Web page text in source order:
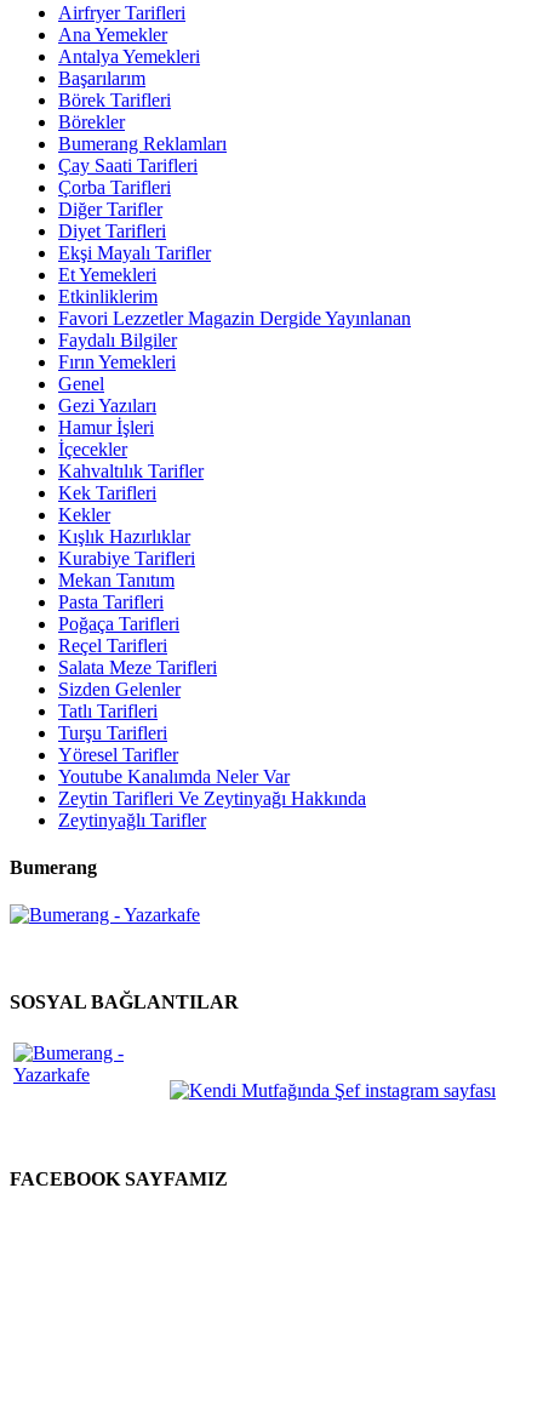
Airfryer Tarifleri
Ana Yemekler
Antalya Yemekleri
Başarılarım
Börek Tarifleri
Börekler
Bumerang Reklamları
Çay Saati Tarifleri
Çorba Tarifleri
Diğer Tarifler
Diyet Tarifleri
Ekşi Mayalı Tarifler
Et Yemekleri
Etkinliklerim
Favori Lezzetler Magazin Dergide Yayınlanan
Faydalı Bilgiler
Fırın Yemekleri
Genel
Gezi Yazıları
Hamur İşleri
İçecekler
Kahvaltılık Tarifler
Kek Tarifleri
Kekler
Kışlık Hazırlıklar
Kurabiye Tarifleri
Mekan Tanıtım
Pasta Tarifleri
Poğaça Tarifleri
Reçel Tarifleri
Salata Meze Tarifleri
Sizden Gelenler
Tatlı Tarifleri
Turşu Tarifleri
Yöresel Tarifler
Youtube Kanalımda Neler Var
Zeytin Tarifleri Ve Zeytinyağı Hakkında
Zeytinyağlı Tarifler
Bumerang
SOSYAL BAĞLANTILAR
FACEBOOK SAYFAMIZ